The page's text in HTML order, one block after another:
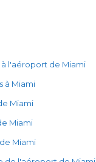
l'aéroport de Miami
à Miami
Miami
Miami
Miami